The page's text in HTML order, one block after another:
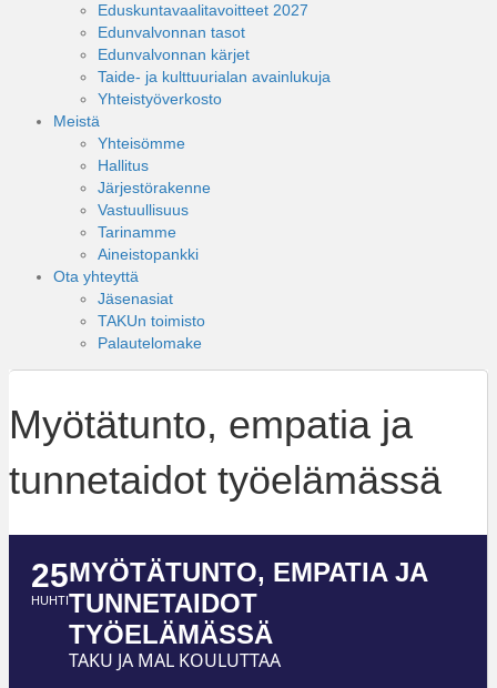
Eduskuntavaalitavoitteet 2027
Edunvalvonnan tasot
Edunvalvonnan kärjet
Taide- ja kulttuurialan avainlukuja
Yhteistyöverkosto
Meistä
Yhteisömme
Hallitus
Järjestörakenne
Vastuullisuus
Tarinamme
Aineistopankki
Ota yhteyttä
Jäsenasiat
TAKUn toimisto
Palautelomake
Myötätunto, empatia ja
tunnetaidot työelämässä
25
HUHTI
MYÖTÄTUNTO, EMPATIA JA
TUNNETAIDOT
TYÖELÄMÄSSÄ
TAKU JA MAL KOULUTTAA